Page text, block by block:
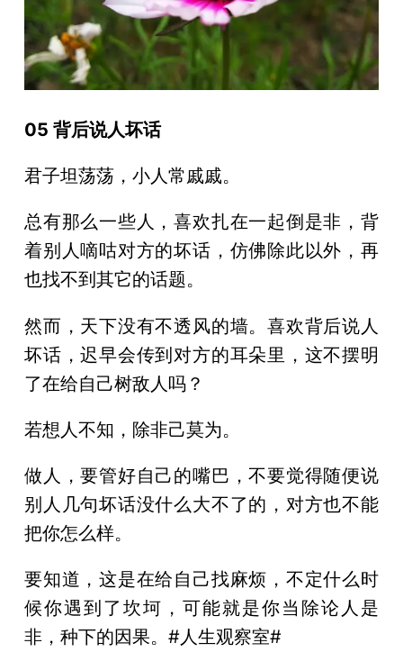
05 背后说人坏话
君子坦荡荡，小人常戚戚。
总有那么一些人，喜欢扎在一起倒是非，背
着别人嘀咕对方的坏话，仿佛除此以外，再
也找不到其它的话题。
然而，天下没有不透风的墙。喜欢背后说人
坏话，迟早会传到对方的耳朵里，这不摆明
了在给自己树敌人吗？
若想人不知，除非己莫为。
做人，要管好自己的嘴巴，不要觉得随便说
别人几句坏话没什么大不了的，对方也不能
把你怎么样。
要知道，这是在给自己找麻烦，不定什么时
候你遇到了坎坷，可能就是你当除论人是
非，种下的因果。#人生观察室#